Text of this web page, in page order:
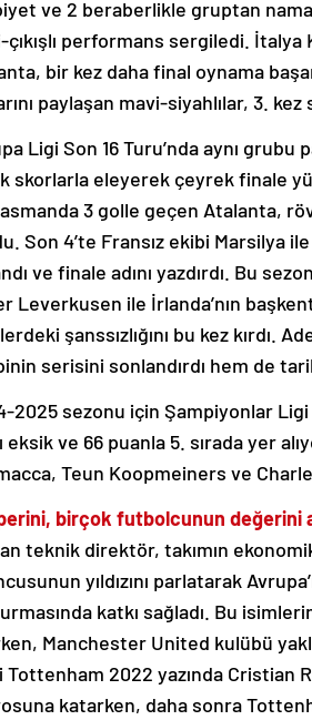
ve 2 beraberlikle gruptan
çıkışlı performans sergiledi. İtalya
bir kez daha final oynama
paylaşan mavi-siyahlılar, 3.
Ligi Son 16 Turu’nda aynı
skorlarla eleyerek çeyrek finale
3 golle geçen Atalanta,
Son 4’te Fransız ekibi Marsilya
ve finale adını yazdırdı. Bu
Leverkusen ile İrlanda’nın
şanssızlığını bu kez kırdı.
serisini sonlandırdı hem de
2025 sezonu için Şampiyonlar Ligi
eksik ve 66 puanla 5. sırada yer
Teun Koopmeiners ve
birçok futbolcunun değerini
teknik direktör, takımın
yıldızını parlatarak
katkı sağladı. Bu
Manchester United kulübü
Tottenham 2022 yazında Cristian
katarken, daha sonra